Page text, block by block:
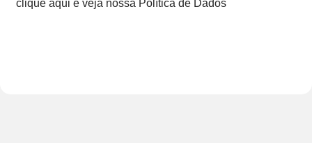
clique aqui e veja nossa Política de Dados